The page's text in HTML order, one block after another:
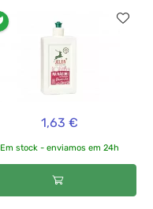
1,63 €
Em stock - enviamos em 24h